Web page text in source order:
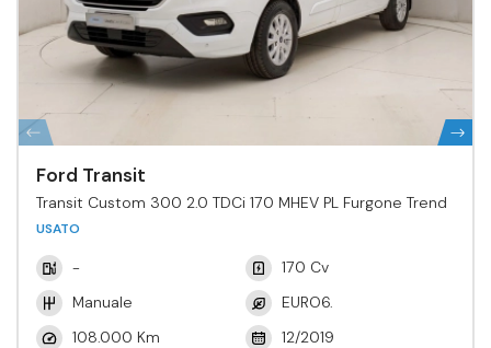
Ford Transit
Transit Custom 300 2.0 TDCi 170 MHEV PL Furgone Trend
USATO
-
170 Cv
Manuale
EURO6.
108.000 Km
12/2019